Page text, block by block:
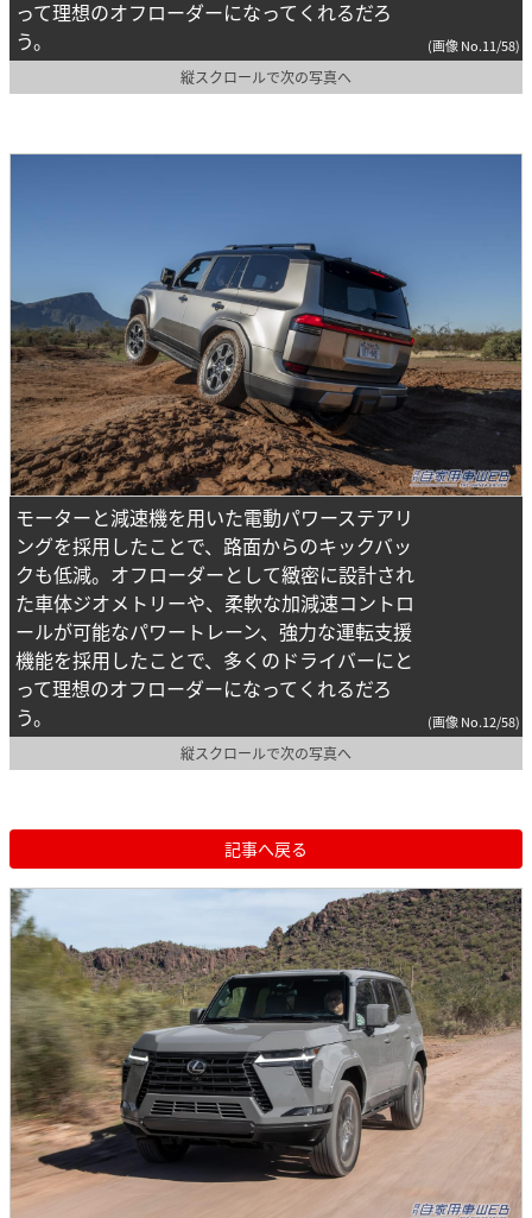
って理想のオフローダーになってくれるだろ
う。
(画像 No.11/58)
縦スクロールで次の写真へ
モーターと減速機を用いた電動パワーステアリ
ングを採用したことで、路面からのキックバッ
クも低減。オフローダーとして緻密に設計され
た車体ジオメトリーや、柔軟な加減速コントロ
ールが可能なパワートレーン、強力な運転支援
機能を採用したことで、多くのドライバーにと
って理想のオフローダーになってくれるだろ
う。
(画像 No.12/58)
縦スクロールで次の写真へ
記事へ戻る